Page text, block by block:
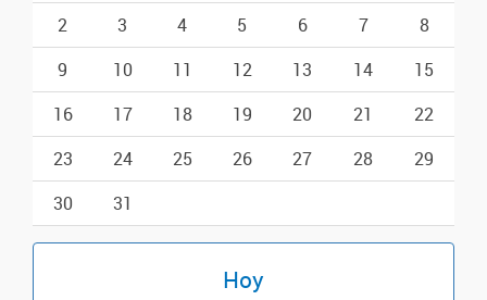
2
3 4 5 6 7
8
9
10 11 12 13 14
15
16
17 18 19 20 21
22
23
24 25 26 27 28
29
30
31
Hoy